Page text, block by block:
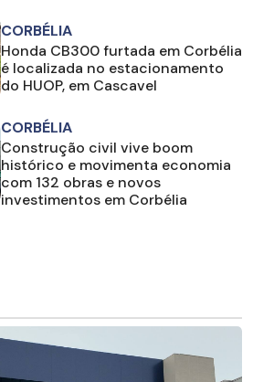
CORBÉLIA
Honda CB300 furtada em Corbélia
é localizada no estacionamento
do HUOP, em Cascavel
CORBÉLIA
Construção civil vive boom
histórico e movimenta economia
com 132 obras e novos
investimentos em Corbélia